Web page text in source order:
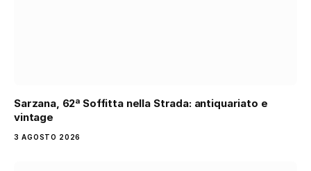
Sarzana, 62ª Soffitta nella Strada: antiquariato e
vintage
3 AGOSTO 2026